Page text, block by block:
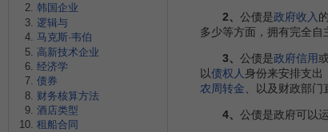
2、 公债是政府收入
多少等方面，拥有完全自
3、 公债是政府信用
以债权人身份来安排支出
农周转金、以及财政部门
4、 公债是政府可以
韩国企业
逻辑与
马克斯·韦伯
高新技术企业
经济学
债券
财务核算方法
酒店类型
租船合同